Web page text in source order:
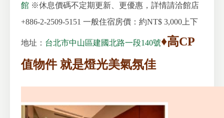
館 ※休息價碼不定期更新、更優惠，詳情請洽館店
+886-2-2509-5151 一般住宿房價：約NT$ 3,000上下
地址： 台北市中山區建國北路一段140號♦高CP
值物件 就是燈光美氣氛佳